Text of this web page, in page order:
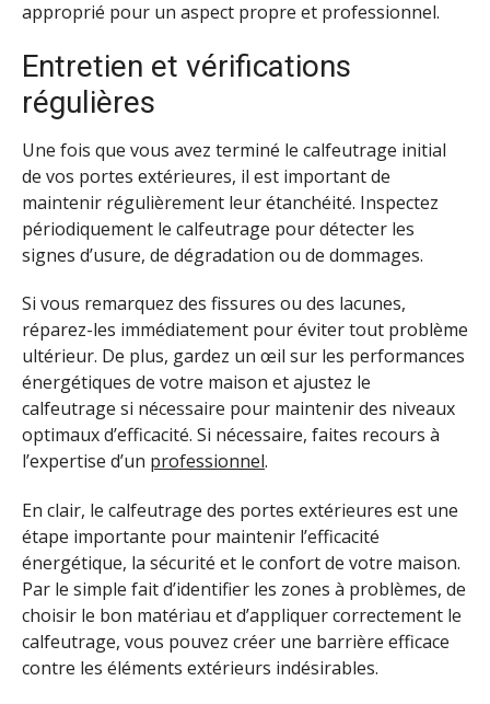
approprié pour un aspect propre et professionnel.
Entretien et vérifications
régulières
Une fois que vous avez terminé le calfeutrage initial
de vos portes extérieures, il est important de
maintenir régulièrement leur étanchéité. Inspectez
périodiquement le calfeutrage pour détecter les
signes d’usure, de dégradation ou de dommages.
Si vous remarquez des fissures ou des lacunes,
réparez-les immédiatement pour éviter tout problème
ultérieur. De plus, gardez un œil sur les performances
énergétiques de votre maison et ajustez le
calfeutrage si nécessaire pour maintenir des niveaux
optimaux d’efficacité. Si nécessaire, faites recours à
l’expertise d’un professionnel.
En clair, le calfeutrage des portes extérieures est une
étape importante pour maintenir l’efficacité
énergétique, la sécurité et le confort de votre maison.
Par le simple fait d’identifier les zones à problèmes, de
choisir le bon matériau et d’appliquer correctement le
calfeutrage, vous pouvez créer une barrière efficace
contre les éléments extérieurs indésirables.